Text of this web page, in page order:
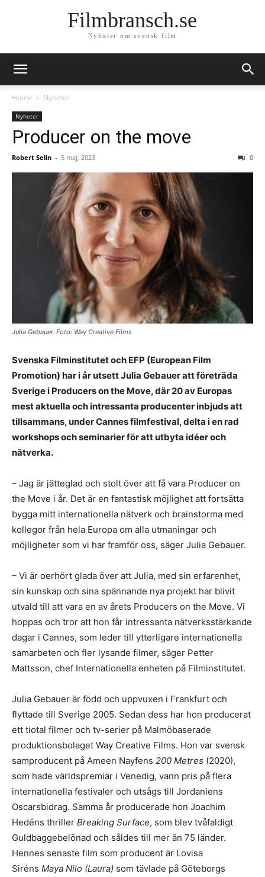
Filmbransch.se
Nyheter om svensk film
Home Nyheter
Nyheter
Producer on the move
Robert Selin - 5 maj, 2023 0
Julia Gebauer. Foto: Way Creative Films
Svenska Filminstitutet och EFP (European Film
Promotion) har i år utsett Julia Gebauer att företräda
Sverige i Producers on the Move, där 20 av Europas
mest aktuella och intressanta producenter inbjuds att
tillsammans, under Cannes filmfestival, delta i en rad
workshops och seminarier för att utbyta idéer och
nätverka.
– Jag är jätteglad och stolt över att få vara Producer on
the Move i år. Det är en fantastisk möjlighet att fortsätta
bygga mitt internationella nätverk och brainstorma med
kollegor från hela Europa om alla utmaningar och
möjligheter som vi har framför oss, säger Julia Gebauer.
– Vi är oerhört glada över att Julia, med sin erfarenhet,
sin kunskap och sina spännande nya projekt har blivit
utvald till att vara en av årets Producers on the Move. Vi
hoppas och tror att hon får intressanta nätverksstärkande
dagar i Cannes, som leder till ytterligare internationella
samarbeten och fler lysande filmer, säger Petter
Mattsson, chef Internationella enheten på Filminstitutet.
Julia Gebauer är född och uppvuxen i Frankfurt och
flyttade till Sverige 2005. Sedan dess har hon producerat
ett tiotal filmer och tv-serier på Malmöbaserade
produktionsbolaget Way Creative Films. Hon var svensk
samproducent på Ameen Nayfens 200 Metres (2020),
som hade världspremiär i Venedig, vann pris på flera
internationella festivaler och utsågs till Jordaniens
Oscarsbidrag. Samma år producerade hon Joachim
Hedéns thriller Breaking Surface, som blev tvåfaldigt
Guldbaggebelönad och såldes till mer än 75 länder.
Hennes senaste film som producent är Lovisa
Siréns Maya Nilo (Laura) som tävlade på Göteborgs